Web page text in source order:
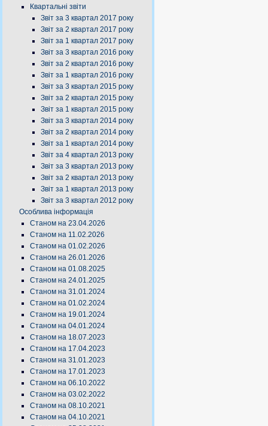
Квартальні звіти
Звіт за 3 квартал 2017 року
Звіт за 2 квартал 2017 року
Звіт за 1 квартал 2017 року
Звіт за 3 квартал 2016 року
Звіт за 2 квартал 2016 року
Звіт за 1 квартал 2016 року
Звіт за 3 квартал 2015 року
Звіт за 2 квартал 2015 року
Звіт за 1 квартал 2015 року
Звіт за 3 квартал 2014 року
Звіт за 2 квартал 2014 року
Звіт за 1 квартал 2014 року
Звіт за 4 квартал 2013 року
Звіт за 3 квартал 2013 року
Звіт за 2 квартал 2013 року
Звіт за 1 квартал 2013 року
Звіт за 3 квартал 2012 року
Особлива інформація
Станом на 23.04.2026
Станом на 11.02.2026
Станом на 01.02.2026
Станом на 26.01.2026
Станом на 01.08.2025
Станом на 24.01.2025
Станом на 31.01.2024
Станом на 01.02.2024
Станом на 19.01.2024
Станом на 04.01.2024
Станом на 18.07.2023
Станом на 17.04.2023
Станом на 31.01.2023
Станом на 17.01.2023
Станом на 06.10.2022
Станом на 03.02.2022
Станом на 08.10.2021
Станом на 04.10.2021